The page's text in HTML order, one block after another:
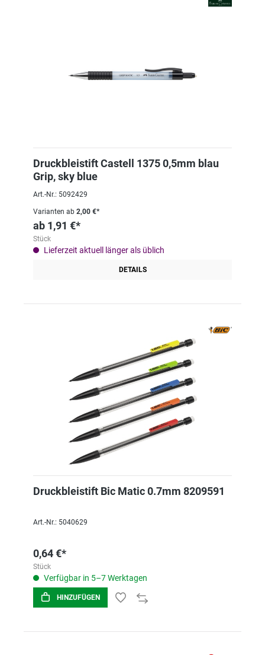
Druckbleistift Castell 1375 0,5mm blau
Grip, sky blue
Art.-Nr.: 5092429
Varianten ab 2,00 €*
ab 1,91 €*
Stück
Lieferzeit aktuell länger als üblich
DETAILS
Druckbleistift Bic Matic 0.7mm 8209591
Art.-Nr.: 5040629
0,64 €*
Stück
Verfügbar in 5–7 Werktagen
HINZUFÜGEN